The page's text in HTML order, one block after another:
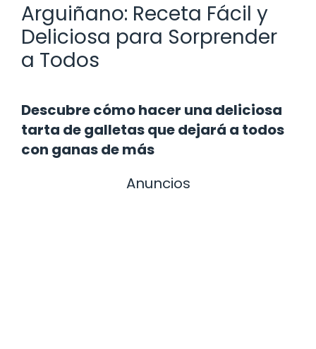
Arguiñano: Receta Fácil y
Deliciosa para Sorprender
a Todos
Descubre cómo hacer una deliciosa
tarta de galletas que dejará a todos
con ganas de más
Anuncios